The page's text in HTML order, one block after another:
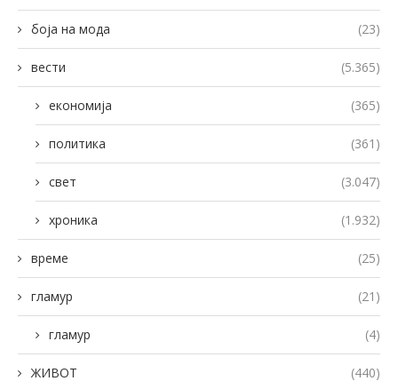
боја на мода (23)
вести (5.365)
економија (365)
политика (361)
свет (3.047)
хроника (1.932)
време (25)
гламур (21)
гламур (4)
ЖИВОТ (440)